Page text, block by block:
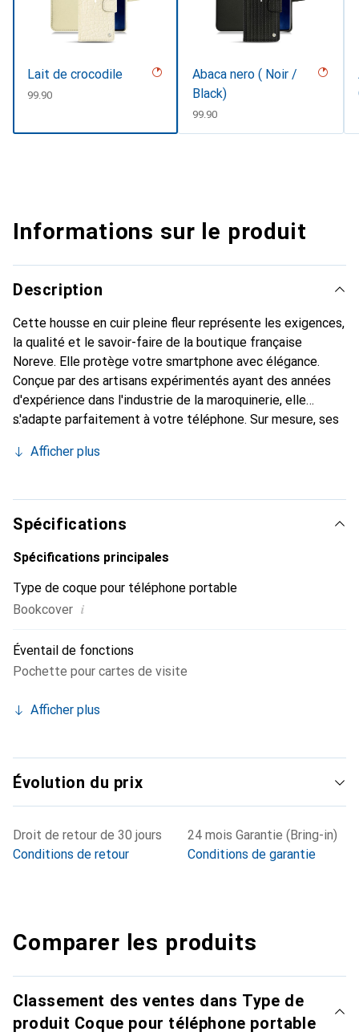
Lait de crocodile
CHF
99.90
Abaca nero ( Noir /
Black)
CHF
99.90
Informations sur le produit
Description
Cette housse en cuir pleine fleur représente les exigences,
la qualité et le savoir-faire de la boutique française
Noreve. Elle protège votre smartphone avec élégance.
Conçue par des artisans expérimentés ayant des années
d'expérience dans l'industrie de la maroquinerie, elle
s'adapte parfaitement à votre téléphone. Sur mesure, ses
Elle devient l'accessoire chic et indispensable pour votre
produits de haute qualité, la marque Noreve est un choix
fiable pour une clientèle exigeante.
Afficher plus
Spécifications
Spécifications principales
Type de coque pour téléphone portable
Bookcover i
Éventail de fonctions
Pochette pour cartes de visite
Afficher plus
Évolution du prix
Droit de retour de 30 jours
Conditions de retour
24 mois Garantie (Bring-in)
Conditions de garantie
Comparer les produits
Classement des ventes dans Type de
produit Coque pour téléphone portable